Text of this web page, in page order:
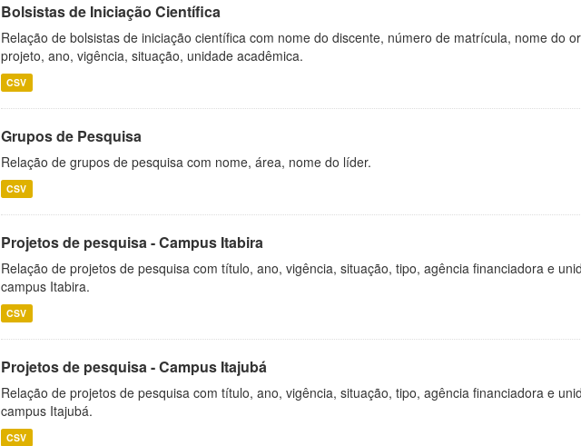
Bolsistas de Iniciação Científica
Relação de bolsistas de iniciação científica com nome do discente, número de matrícula, nome do
projeto, ano, vigência, situação, unidade acadêmica.
CSV
Grupos de Pesquisa
Relação de grupos de pesquisa com nome, área, nome do líder.
CSV
Projetos de pesquisa - Campus Itabira
Relação de projetos de pesquisa com título, ano, vigência, situação, tipo, agência financiadora e
campus Itabira.
CSV
Projetos de pesquisa - Campus Itajubá
Relação de projetos de pesquisa com título, ano, vigência, situação, tipo, agência financiadora e
campus Itajubá.
CSV